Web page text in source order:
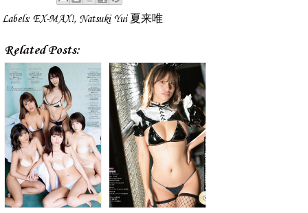
Labels: EX-MAX!, Natsuki Yui 夏来唯
Related Posts: